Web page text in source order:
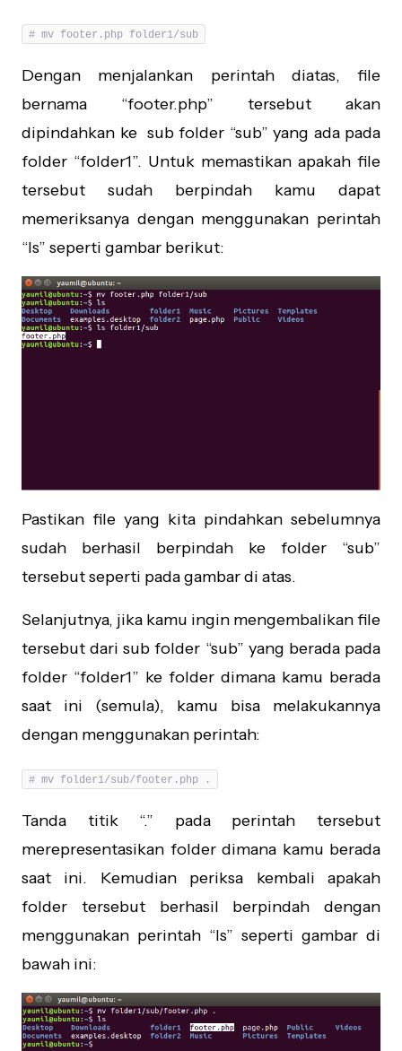
# mv footer.php folder1/sub
Dengan menjalankan perintah diatas, file
bernama “footer.php” tersebut akan
dipindahkan ke sub folder “sub” yang ada pada
folder “folder1”. Untuk memastikan apakah file
tersebut sudah berpindah kamu dapat
memeriksanya dengan menggunakan perintah
“ls” seperti gambar berikut:
Pastikan file yang kita pindahkan sebelumnya
sudah berhasil berpindah ke folder “sub”
tersebut seperti pada gambar di atas.
Selanjutnya, jika kamu ingin mengembalikan file
tersebut dari sub folder “sub” yang berada pada
folder “folder1” ke folder dimana kamu berada
saat ini (semula), kamu bisa melakukannya
dengan menggunakan perintah:
# mv folder1/sub/footer.php .
Tanda titik “.” pada perintah tersebut
merepresentasikan folder dimana kamu berada
saat ini. Kemudian periksa kembali apakah
folder tersebut berhasil berpindah dengan
menggunakan perintah “ls” seperti gambar di
bawah ini: